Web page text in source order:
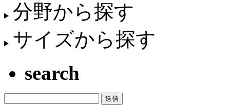
分野から探す
サイズから探す
search